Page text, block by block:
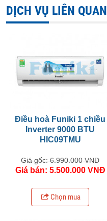
DỊCH VỤ LIÊN QUAN
Điều hoà Funiki 1 chiều
Inverter 9000 BTU
HIC09TMU
Giá gốc: 6.990.000 VNĐ
Giá bán: 5.500.000 VNĐ
Chọn mua